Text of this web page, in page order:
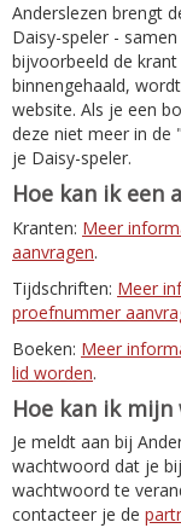
Anderslezen brengt
Daisy-speler -
bijvoorbeeld de
binnengehaald,
website. Als je een
deze niet meer in de
je Daisy-speler.
Hoe kan ik een
Kranten: Meer
aanvragen.
Tijdschriften: Meer
proefnummer
Boeken: Meer
lid worden.
Hoe kan ik
Je meldt aan bij
wachtwoord dat je
wachtwoord te
contacteer je de